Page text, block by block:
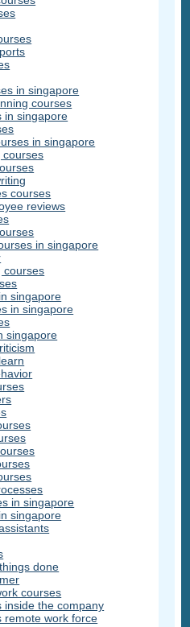
in singapore
courses
in singapore
in singapore
courses
courses
reviews
in singapore
courses
singapore
in singapore
singapore
in singapore
singapore
done
courses
inside the company
remote work force